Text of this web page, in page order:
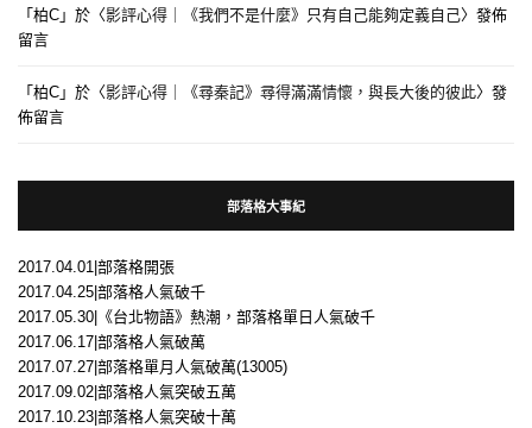
「 柏C 」於〈影評心得｜《我們不是什麼》只有自己能夠定義自己〉發佈
留言
「 柏C 」於〈影評心得｜《尋秦記》尋得滿滿情懷，與長大後的彼此〉發
佈留言
部落格大事紀
2017.04.01|部落格開張
2017.04.25|部落格人氣破千
2017.05.30|《台北物語》熱潮，部落格單日人氣破千
2017.06.17|部落格人氣破萬
2017.07.27|部落格單月人氣破萬(13005)
2017.09.02|部落格人氣突破五萬
2017.10.23|部落格人氣突破十萬